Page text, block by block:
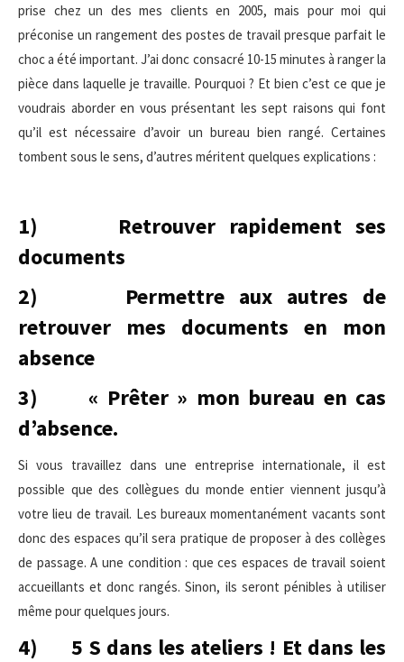
prise chez un des mes clients en 2005, mais pour moi qui
préconise un rangement des postes de travail presque parfait le
choc a été important. J’ai donc consacré 10-15 minutes à ranger la
pièce dans laquelle je travaille. Pourquoi ? Et bien c’est ce que je
voudrais aborder en vous présentant les sept raisons qui font
qu’il est nécessaire d’avoir un bureau bien rangé. Certaines
tombent sous le sens, d’autres méritent quelques explications :
1) Retrouver rapidement ses
documents
2) Permettre aux autres de
retrouver mes documents en mon
absence
3) « Prêter » mon bureau en cas
d’absence.
Si vous travaillez dans une entreprise internationale, il est
possible que des collègues du monde entier viennent jusqu’à
votre lieu de travail. Les bureaux momentanément vacants sont
donc des espaces qu’il sera pratique de proposer à des collèges
de passage. A une condition : que ces espaces de travail soient
accueillants et donc rangés. Sinon, ils seront pénibles à utiliser
même pour quelques jours.
4) 5 S dans les ateliers ! Et dans les